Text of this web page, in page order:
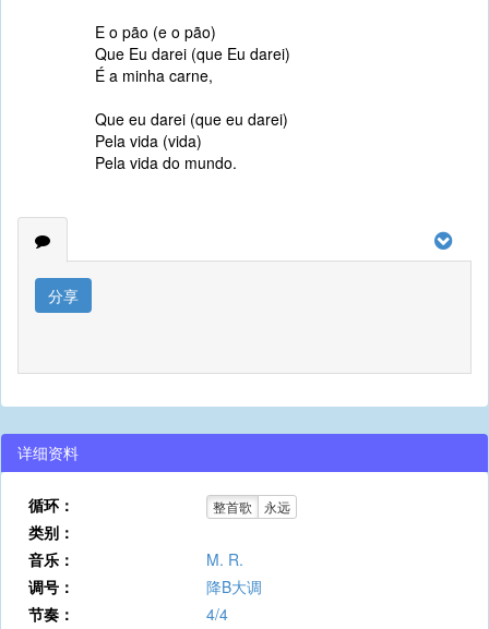
E o pão (e o pão)
Que Eu darei (que Eu darei)
É a minha carne,
Que eu darei (que eu darei)
Pela vida (vida)
Pela vida do mundo.
分享
详细资料
循环： 整首歌 永远
类别：
音乐：
M. R.
调号：
降B大调
节奏：
4/4